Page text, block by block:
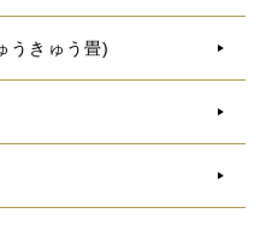
うきゅう畳)